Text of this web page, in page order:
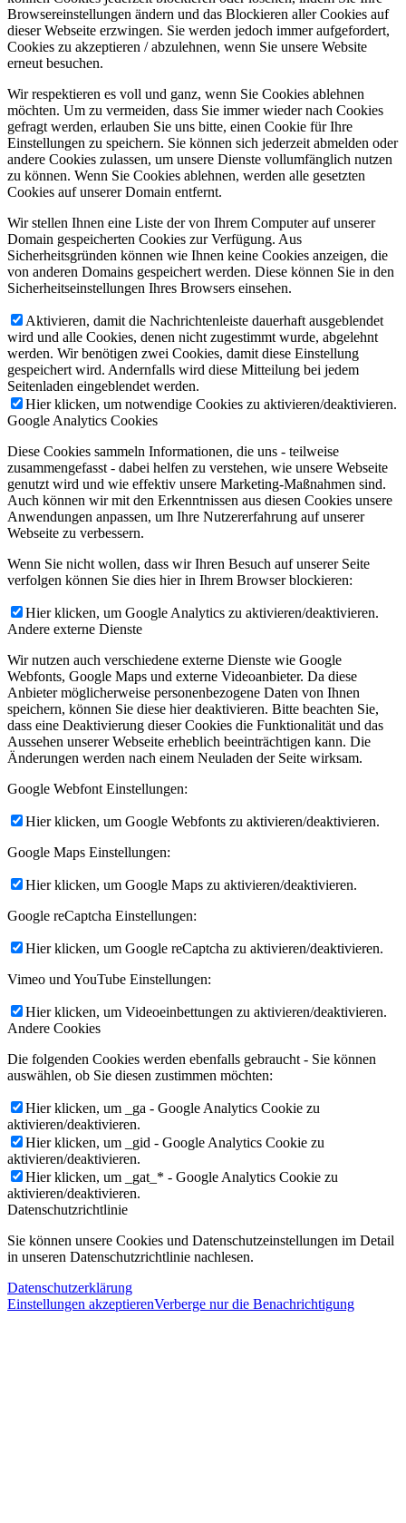
Browsereinstellungen ändern und das Blockieren aller Cookies auf
dieser Webseite erzwingen. Sie werden jedoch immer aufgefordert,
Cookies zu akzeptieren / abzulehnen, wenn Sie unsere Website
erneut besuchen.
Wir respektieren es voll und ganz, wenn Sie Cookies ablehnen
möchten. Um zu vermeiden, dass Sie immer wieder nach Cookies
gefragt werden, erlauben Sie uns bitte, einen Cookie für Ihre
Einstellungen zu speichern. Sie können sich jederzeit abmelden oder
andere Cookies zulassen, um unsere Dienste vollumfänglich nutzen
zu können. Wenn Sie Cookies ablehnen, werden alle gesetzten
Cookies auf unserer Domain entfernt.
Wir stellen Ihnen eine Liste der von Ihrem Computer auf unserer
Domain gespeicherten Cookies zur Verfügung. Aus
Sicherheitsgründen können wie Ihnen keine Cookies anzeigen, die
von anderen Domains gespeichert werden. Diese können Sie in den
Sicherheitseinstellungen Ihres Browsers einsehen.
Aktivieren, damit die Nachrichtenleiste dauerhaft ausgeblendet
wird und alle Cookies, denen nicht zugestimmt wurde, abgelehnt
werden. Wir benötigen zwei Cookies, damit diese Einstellung
gespeichert wird. Andernfalls wird diese Mitteilung bei jedem
Seitenladen eingeblendet werden.
Hier klicken, um notwendige Cookies zu aktivieren/deaktivieren.
Google Analytics Cookies
Diese Cookies sammeln Informationen, die uns - teilweise
zusammengefasst - dabei helfen zu verstehen, wie unsere Webseite
genutzt wird und wie effektiv unsere Marketing-Maßnahmen sind.
Auch können wir mit den Erkenntnissen aus diesen Cookies unsere
Anwendungen anpassen, um Ihre Nutzererfahrung auf unserer
Webseite zu verbessern.
Wenn Sie nicht wollen, dass wir Ihren Besuch auf unserer Seite
verfolgen können Sie dies hier in Ihrem Browser blockieren:
Hier klicken, um Google Analytics zu aktivieren/deaktivieren.
Andere externe Dienste
Wir nutzen auch verschiedene externe Dienste wie Google
Webfonts, Google Maps und externe Videoanbieter. Da diese
Anbieter möglicherweise personenbezogene Daten von Ihnen
speichern, können Sie diese hier deaktivieren. Bitte beachten Sie,
dass eine Deaktivierung dieser Cookies die Funktionalität und das
Aussehen unserer Webseite erheblich beeinträchtigen kann. Die
Änderungen werden nach einem Neuladen der Seite wirksam.
Google Webfont Einstellungen:
Hier klicken, um Google Webfonts zu aktivieren/deaktivieren.
Google Maps Einstellungen:
Hier klicken, um Google Maps zu aktivieren/deaktivieren.
Google reCaptcha Einstellungen:
Hier klicken, um Google reCaptcha zu aktivieren/deaktivieren.
Vimeo und YouTube Einstellungen:
Hier klicken, um Videoeinbettungen zu aktivieren/deaktivieren.
Andere Cookies
Die folgenden Cookies werden ebenfalls gebraucht - Sie können
auswählen, ob Sie diesen zustimmen möchten:
Hier klicken, um _ga - Google Analytics Cookie zu
aktivieren/deaktivieren.
Hier klicken, um _gid - Google Analytics Cookie zu
aktivieren/deaktivieren.
Hier klicken, um _gat_* - Google Analytics Cookie zu
aktivieren/deaktivieren.
Datenschutzrichtlinie
Sie können unsere Cookies und Datenschutzeinstellungen im Detail
in unseren Datenschutzrichtlinie nachlesen.
Datenschutzerklärung
Einstellungen akzeptierenVerberge nur die Benachrichtigung